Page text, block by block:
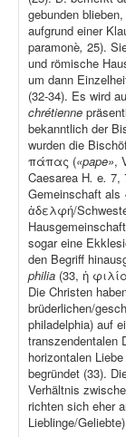
gebunden
aufgrund einer
paramonè, 25).
und römische
um dann
(32-34). Es wird
chrétienne
bekanntlich der
wurden die
πάπας («pape»,
Caesarea H. e. 7,
Gemeinschaft als
ἀδελφή/
sogar eine
den Begriff
philia (33, ἡ
Die Christen
brüderlichen/
philadelphia) auf
transzendentalen
horizontalen
begründet (33).
Verhältnis
richten sich eher
Lieblinge/